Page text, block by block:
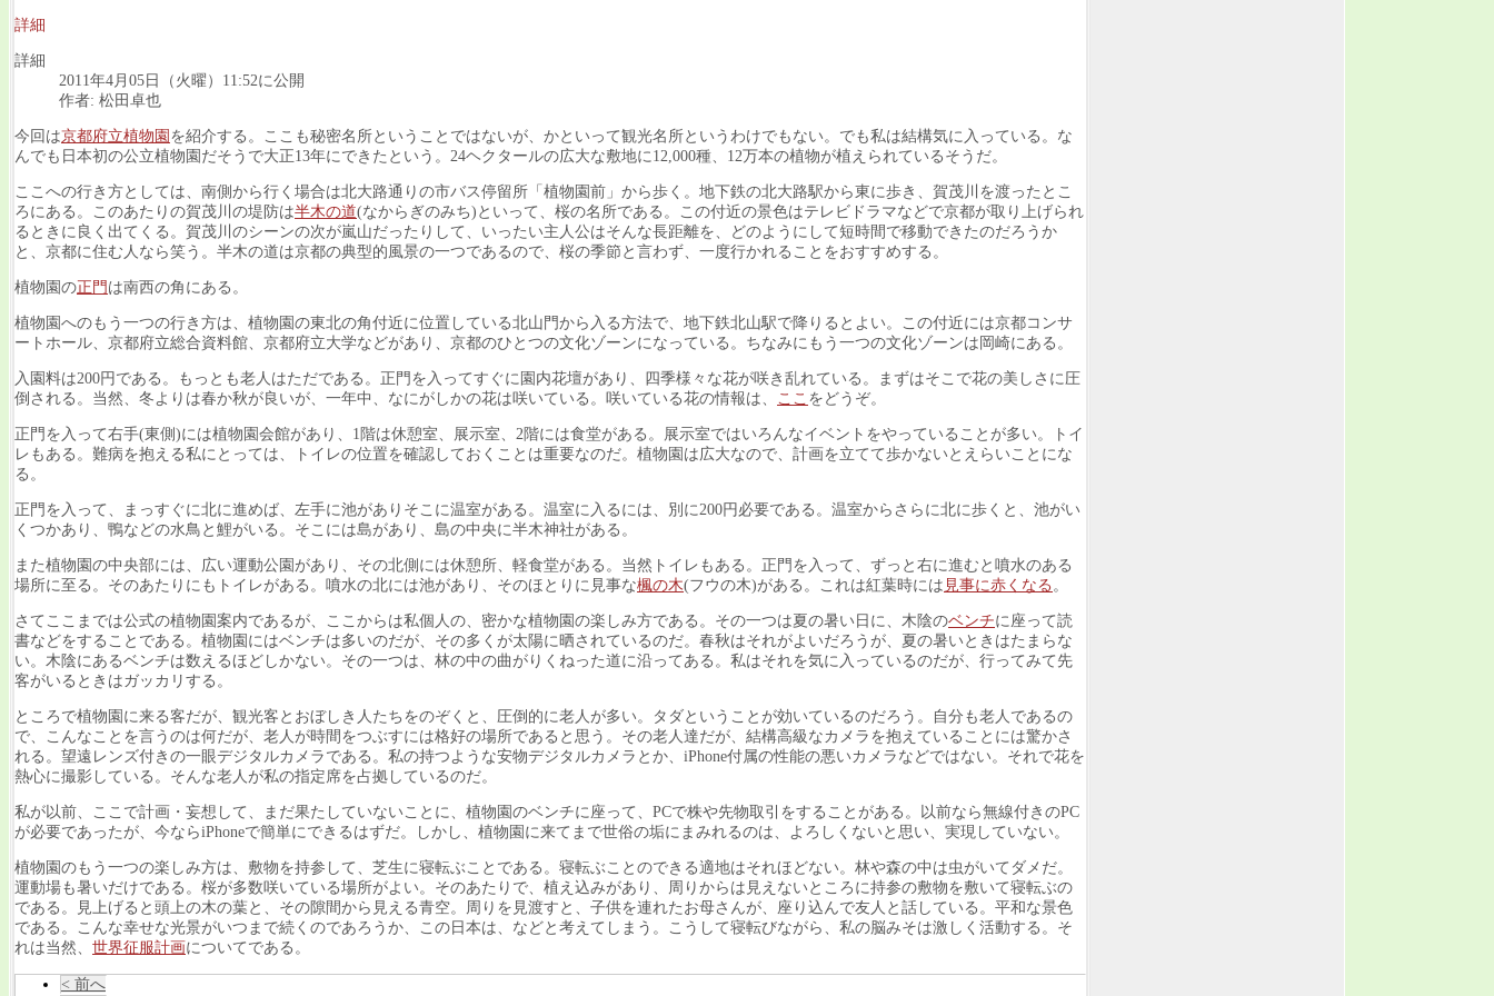
詳細
詳細
2011年4月05日（火曜）11:52に公開
作者: 松田卓也
今回は京都府立植物園 を紹介する。ここも秘密名所ということではないが、かといって観光名所というわけでもない。でも私は結構気に入っている。な
んでも日本初の公立植物園だそうで大正13年にできたという。24ヘクタールの広大な敷地に12,000種、12万本の植物が植えられているそうだ。
ここへの行き方としては、南側から行く場合は北大路通りの市バス停留所「植物園前」から歩く。地下鉄の北大路駅から東に歩き、賀茂川を渡ったとこ
ろにある。このあたりの賀茂川の堤防は半木の道(なからぎのみち)といって、桜の名所である。この付近の景色はテレビドラマなどで京都が取り上げられ
るときに良く出てくる。賀茂川のシーンの次が嵐山だったりして、いったい主人公はそんな長距離を、どのようにして短時間で移動できたのだろうか
と、京都に住む人なら笑う。半木の道は京都の典型的風景の一つであるので、桜の季節と言わず、一度行かれることをおすすめする。
植物園の正門 は南西の角にある。
植物園へのもう一つの行き方は、植物園の東北の角付近に位置している北山門から入る方法で、地下鉄北山駅で降りるとよい。この付近には京都コンサ
ートホール、京都府立総合資料館、京都府立大学などがあり、京都のひとつの文化ゾーンになっている。ちなみにもう一つの文化ゾーンは岡崎にある。
入園料は200円である。もっとも老人はただである。正門を入ってすぐに園内花壇があり、四季様々な花が咲き乱れている。まずはそこで花の美しさに圧
倒される。当然、冬よりは春か秋が良いが、一年中、なにがしかの花は咲いている。咲いている花の情報は、
ここ をどうぞ。
正門を入って右手(東側)には植物園会館があり、1階は休憩室、展示室、2階には食堂がある。展示室ではいろんなイベントをやっていることが多い。トイ
レもある。難病を抱える私にとっては、トイレの位置を確認しておくことは重要なのだ。植物園は広大なので、計画を立てて歩かないとえらいことにな
る。
正門を入って、まっすぐに北に進めば、左手に池がありそこに温室がある。温室に入るには、別に200円必要である。温室からさらに北に歩くと、池がい
くつかあり、鴨などの水鳥と鯉がいる。そこには島があり、島の中央に半木神社がある。
また植物園の中央部には、広い運動公園があり、その北側には休憩所、軽食堂がある。当然トイレもある。正門を入って、ずっと右に進むと噴水のある
場所に至る。そのあたりにもトイレがある。噴水の北には池があり、そのほとりに見事な楓の木(フウの木)がある。これは紅葉時には 見事に赤くなる 。
さてここまでは公式の植物園案内であるが、ここからは私個人の、密かな植物園の楽しみ方である。その一つは夏の暑い日に、木陰のベンチに座って読
書などをすることである。植物園にはベンチは多いのだが、その多くが太陽に晒されているのだ。春秋はそれがよいだろうが、夏の暑いときはたまらな
い。木陰にあるベンチは数えるほどしかない。その一つは、林の中の曲がりくねった道に沿ってある。私はそれを気に入っているのだが、行ってみて先
客がいるときはガッカリする。
ところで植物園に来る客だが、観光客とおぼしき人たちをのぞくと、圧倒的に老人が多い。タダということが効いているのだろう。自分も老人であるの
で、こんなことを言うのは何だが、老人が時間をつぶすには格好の場所であると思う。その老人達だが、結構高級なカメラを抱えていることには驚かさ
れる。望遠レンズ付きの一眼デジタルカメラである。私の持つような安物デジタルカメラとか、iPhone付属の性能の悪いカメラなどではない。それで花を
熱心に撮影している。そんな老人が私の指定席を占拠しているのだ。
私が以前、ここで計画・妄想して、まだ果たしていないことに、植物園のベンチに座って、PCで株や先物取引をすることがある。以前なら無線付きのPC
が必要であったが、今ならiPhoneで簡単にできるはずだ。しかし、植物園に来てまで世俗の垢にまみれるのは、よろしくないと思い、実現していない。
植物園のもう一つの楽しみ方は、敷物を持参して、芝生に寝転ぶことである。寝転ぶことのできる適地はそれほどない。林や森の中は虫がいてダメだ。
運動場も暑いだけである。桜が多数咲いている場所がよい。そのあたりで、植え込みがあり、周りからは見えないところに持参の敷物を敷いて寝転ぶの
である。見上げると頭上の木の葉と、その隙間から見える青空。周りを見渡すと、子供を連れたお母さんが、座り込んで友人と話している。平和な景色
である。こんな幸せな光景がいつまで続くのであろうか、この日本は、などと考えてしまう。こうして寝転びながら、私の脳みそは激しく活動する。そ
れは当然、 世界征服計画についてである。
< 前へ